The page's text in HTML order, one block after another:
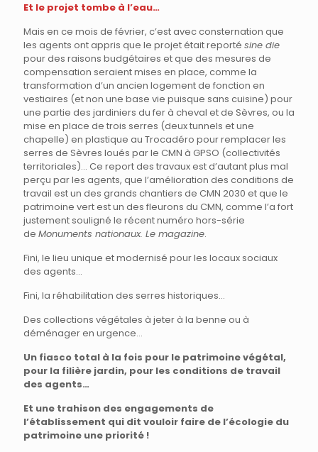
Et le projet tombe à l’eau…
Mais en ce mois de février, c’est avec consternation que
les agents ont appris que le projet était reporté sine die
pour des raisons budgétaires et que des mesures de
compensation seraient mises en place, comme la
transformation d’un ancien logement de fonction en
vestiaires (et non une base vie puisque sans cuisine) pour
une partie des jardiniers du fer à cheval et de Sèvres, ou la
mise en place de trois serres (deux tunnels et une
chapelle) en plastique au Trocadéro pour remplacer les
serres de Sèvres loués par le CMN à GPSO (collectivités
territoriales)… Ce report des travaux est d’autant plus mal
perçu par les agents, que l’amélioration des conditions de
travail est un des grands chantiers de CMN 2030 et que le
patrimoine vert est un des fleurons du CMN, comme l’a fort
justement souligné le récent numéro hors-série
de Monuments nationaux. Le magazine.
Fini, le lieu unique et modernisé pour les locaux sociaux
des agents…
Fini, la réhabilitation des serres historiques…
Des collections végétales à jeter à la benne ou à
déménager en urgence…
Un fiasco total à la fois pour le patrimoine végétal,
pour la filière jardin, pour les conditions de travail
des agents…
Et une trahison des engagements de
l’établissement qui dit vouloir faire de l’écologie du
patrimoine une priorité !